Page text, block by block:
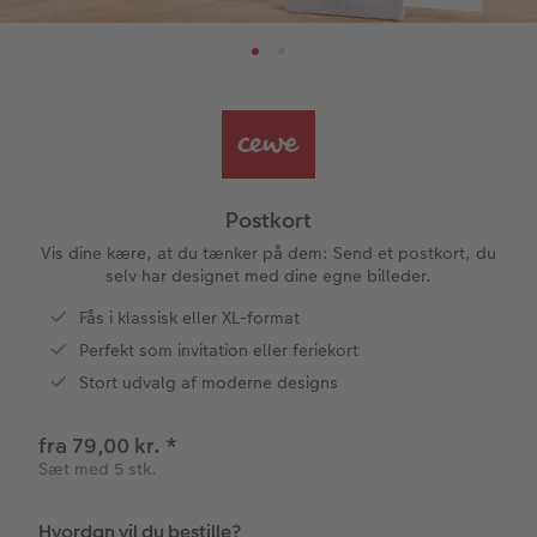
Bestillingsmuligheder
Panoramaside
Tilbehør
Art prints
Forstørrelse på fotopapir
Fotoklistermærker
Tilbehør
Billede i ramme
Billede på aluminiumsplade
Billede på akrylglas
Billede på træ
Fotoplakat med kort
Dekoration
Fotomagneter
Art prints
Fyld-selv gaveæske
Flere anledninger
Design selv
Foldekort
Postkort
Kort med fotoindstik
Aftalekalender
Valgmuligheder
Tilbehør
Postkort
Vis dine kære, at du tænker på dem: Send et postkort, du
selv har designet med dine egne billeder.
Fås i klassisk eller XL-format
Perfekt som invitation eller feriekort
Stort udvalg af moderne designs
fra 79,00 kr. *
Sæt med 5 stk.